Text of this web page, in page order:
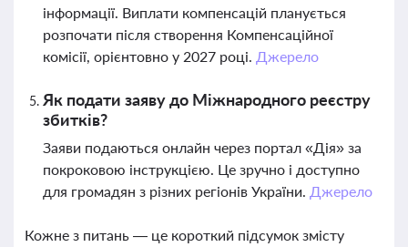
інформації. Виплати компенсацій планується
розпочати після створення Компенсаційної
комісії, орієнтовно у 2027 році. Джерело
Як подати заяву до Міжнародного реєстру
збитків?
Заяви подаються онлайн через портал «Дія» за
покроковою інструкцією. Це зручно і доступно
для громадян з різних регіонів України. Джерело
Кожне з питань — це короткий підсумок змісту